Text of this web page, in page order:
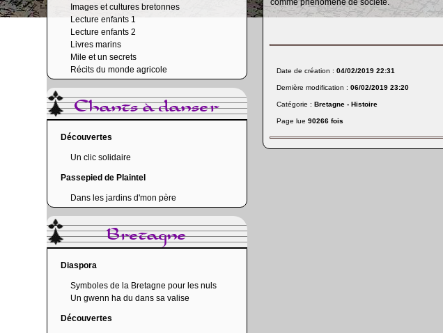
Images et cultures bretonnes
Lecture enfants 1
Lecture enfants 2
Livres marins
Mile et un secrets
Récits du monde agricole
Chants à danser
Découvertes
Un clic solidaire
Passepied de Plaintel
Dans les jardins d'mon père
Bretagne
Diaspora
Symboles de la Bretagne pour les nuls
Un gwenn ha du dans sa valise
Découvertes
Date de création :04/02/2019 22:31
Dernière modification :06/02/2019 23:20
Catégorie :Bretagne - Histoire
Page lue90266 fois